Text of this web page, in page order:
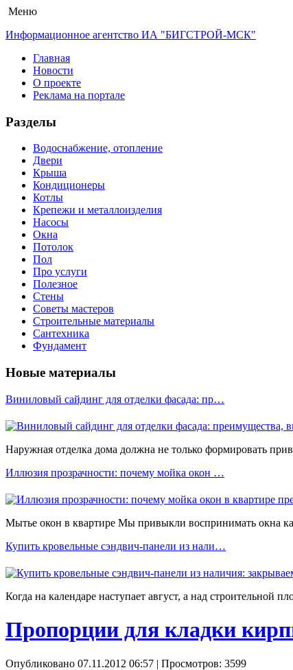
Меню
Информационное агентство ИА "БИГСТРОЙ-МСК"
Главная
Новости
О проекте
Реклама на портале
Разделы
Водоснабжение, отопление
Двери
Крыша
Кондиционеры
Котлы
Крепежи и металлоизделия
Насосы
Окна
Потолок
Пол
Про услуги
Полезное
Стены
Советы мастеров
Строительные материалы
Сантехника
Фундамент
Новые материалы
Виниловый сайдинг для отделки фасада: пр…
Наружная отделка дома должна не только формировать
Иллюзия прозрачности: почему мойка окон …
Мытье окон в квартире Мы привыкли воспринимать окна
Купить кровельные сэндвич-панели из нали…
Когда на календаре наступает август, а над строительной
Пропорции для кладки
Опубликовано 07.11.2012 06:57 | Просмотров: 3599